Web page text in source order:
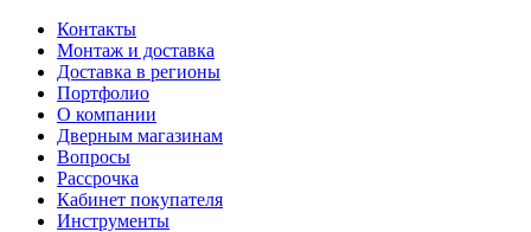
Контакты
Монтаж и доставка
Доставка в регионы
Портфолио
О компании
Дверным магазинам
Вопросы
Рассрочка
Кабинет покупателя
Инструменты